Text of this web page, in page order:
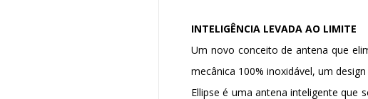
INTELIGÊNCIA LEVADA AO LIMITE
Um novo conceito de antena que
mecânica 100% inoxidável, um
Ellipse é uma antena inteligente que